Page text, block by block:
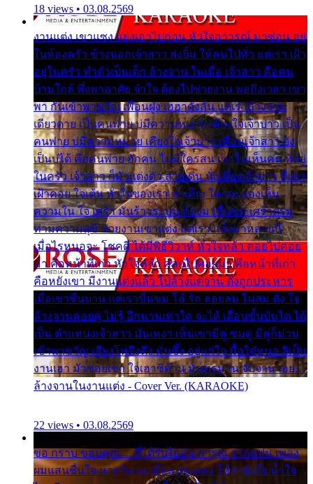
18 views • 03.08.2569
งานแต่ง เขาแซง แย่งเอาไปก่อน หัวใจอาวรณ์ มาซ่อน อยู่
ในห้องครัว ข้างนอกเจ้าสาว ส่งยิ้ม ให้คนไปทั่ว แต่เรา เฝ้า
อยู่ในครัว ทำตัวเป็นเด็ก ล้างจาน ในเมื่อ เจ้าสาว คือคน
บ้านใกล้ พึ่งพาอาศัย จำใจ ต้องไปช่วยงาน พอถึงเวลา เขา
พา กันเข้าพาขวัญ เพื่อนฝูง เฮฮาดังลั่น แต่เราล้างจาน
เดียวดาย เป็นคนพ่าย บ่มีความหมาย เคียงใจเจ้าบ่าว เป็น
คนพ่าย บ่มีความหมาย เคียงใจเจ้าบ่าว เพื่อนเจ้าสาว ยัง
เป็นบ่ได้ คือคนพ่าย ฮักคน ไม่มีใครสน เขาไม่เห็นคน ที่อยู่
ในครัว เจ้าสาว ก็มัวแต่งตัว สวยเด่น นั่งเคียงเจ้าบ่าว ที่เขา
เฝ้าคอย ใจเต้น หัวใจของเรา ลำเค็ญ ใครจะมองเห็น
ความใน ใจ เศร้า มันร้าวระบม ต้องมาขื่นขม เศร้าตรม
ท่ามความสุขี ช่วยงานเขาแต่ง แต่เรา แล้งมาหลายปี
เมื่อไรหนอจะ โชคดี ได้มีพิธีวิวาห์ หัวใจหล้า คอยไปคอย
มา คือหน้าที่เก่า หัวใจหล้า คอยไปคอยมา คือหน้าที่เก่า
คือหยังเขา มีงานแต่งแล้ว ไปล้างแต่จาน ดั่งถูกประหาร
เมื่อเขาชื่นบาน แต่เราขื่นขม โอ้ รัก ลอยลม ไม่สม ดัง ใจ
ล้างจานคอยคู่ ไม่รู้ อีกนานเท่าใด จะได้ เลื่อนขั้นบันได ได้
เป็น ตำแหน่งเจ้าสาว มันเหงา เห็นเขามีคู่ ซมดู มีคู่ก็ม่วน
เข้าพาขวัญ เสียงโห่ตึงตึง มันซึ้ง อยู่แก่ใจ มื้อใด๋หนอ สิเป็น
งานเฮา มัวซอยเขา ใจเฮาซิด้าน มันทรมาน จับจาน เอย…
ล้างจานในงานแต่ง - Cover Ver. (KARAOKE)
22 views • 03.08.2569
ขอ กราบ ขอบคุณ.... ที่ได้รับไออุ่น การุณ จากแฟน เพลง
ผมแสนชื่นใจ หายวังเวง เมื่อแฟนเพลง ให้กำลังใจ น้ำใจ